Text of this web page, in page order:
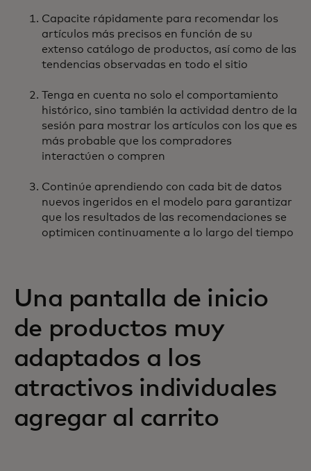
Capacite rápidamente para recomendar los
artículos más precisos en función de su
extenso catálogo de productos, así como de las
tendencias observadas en todo el sitio
Tenga en cuenta no solo el comportamiento
histórico, sino también la actividad dentro de la
sesión para mostrar los artículos con los que es
más probable que los compradores
interactúen o compren
Continúe aprendiendo con cada bit de datos
nuevos ingeridos en el modelo para garantizar
que los resultados de las recomendaciones se
optimicen continuamente a lo largo del tiempo
Una pantalla de inicio
de productos muy
adaptados a los
atractivos individuales
agregar al carrito